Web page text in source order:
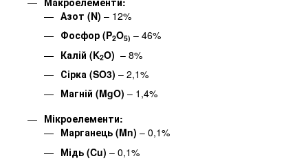
Азот (N) – 12%
Фосфор (P2O5) – 46%
Калій (K2O) – 8%
Сірка (SO3) – 2,1%
Магній (MgO) – 1,4%
Мікроелементи:
Марганець (Mn) – 0,1%
Мідь (Cu) – 0,1%